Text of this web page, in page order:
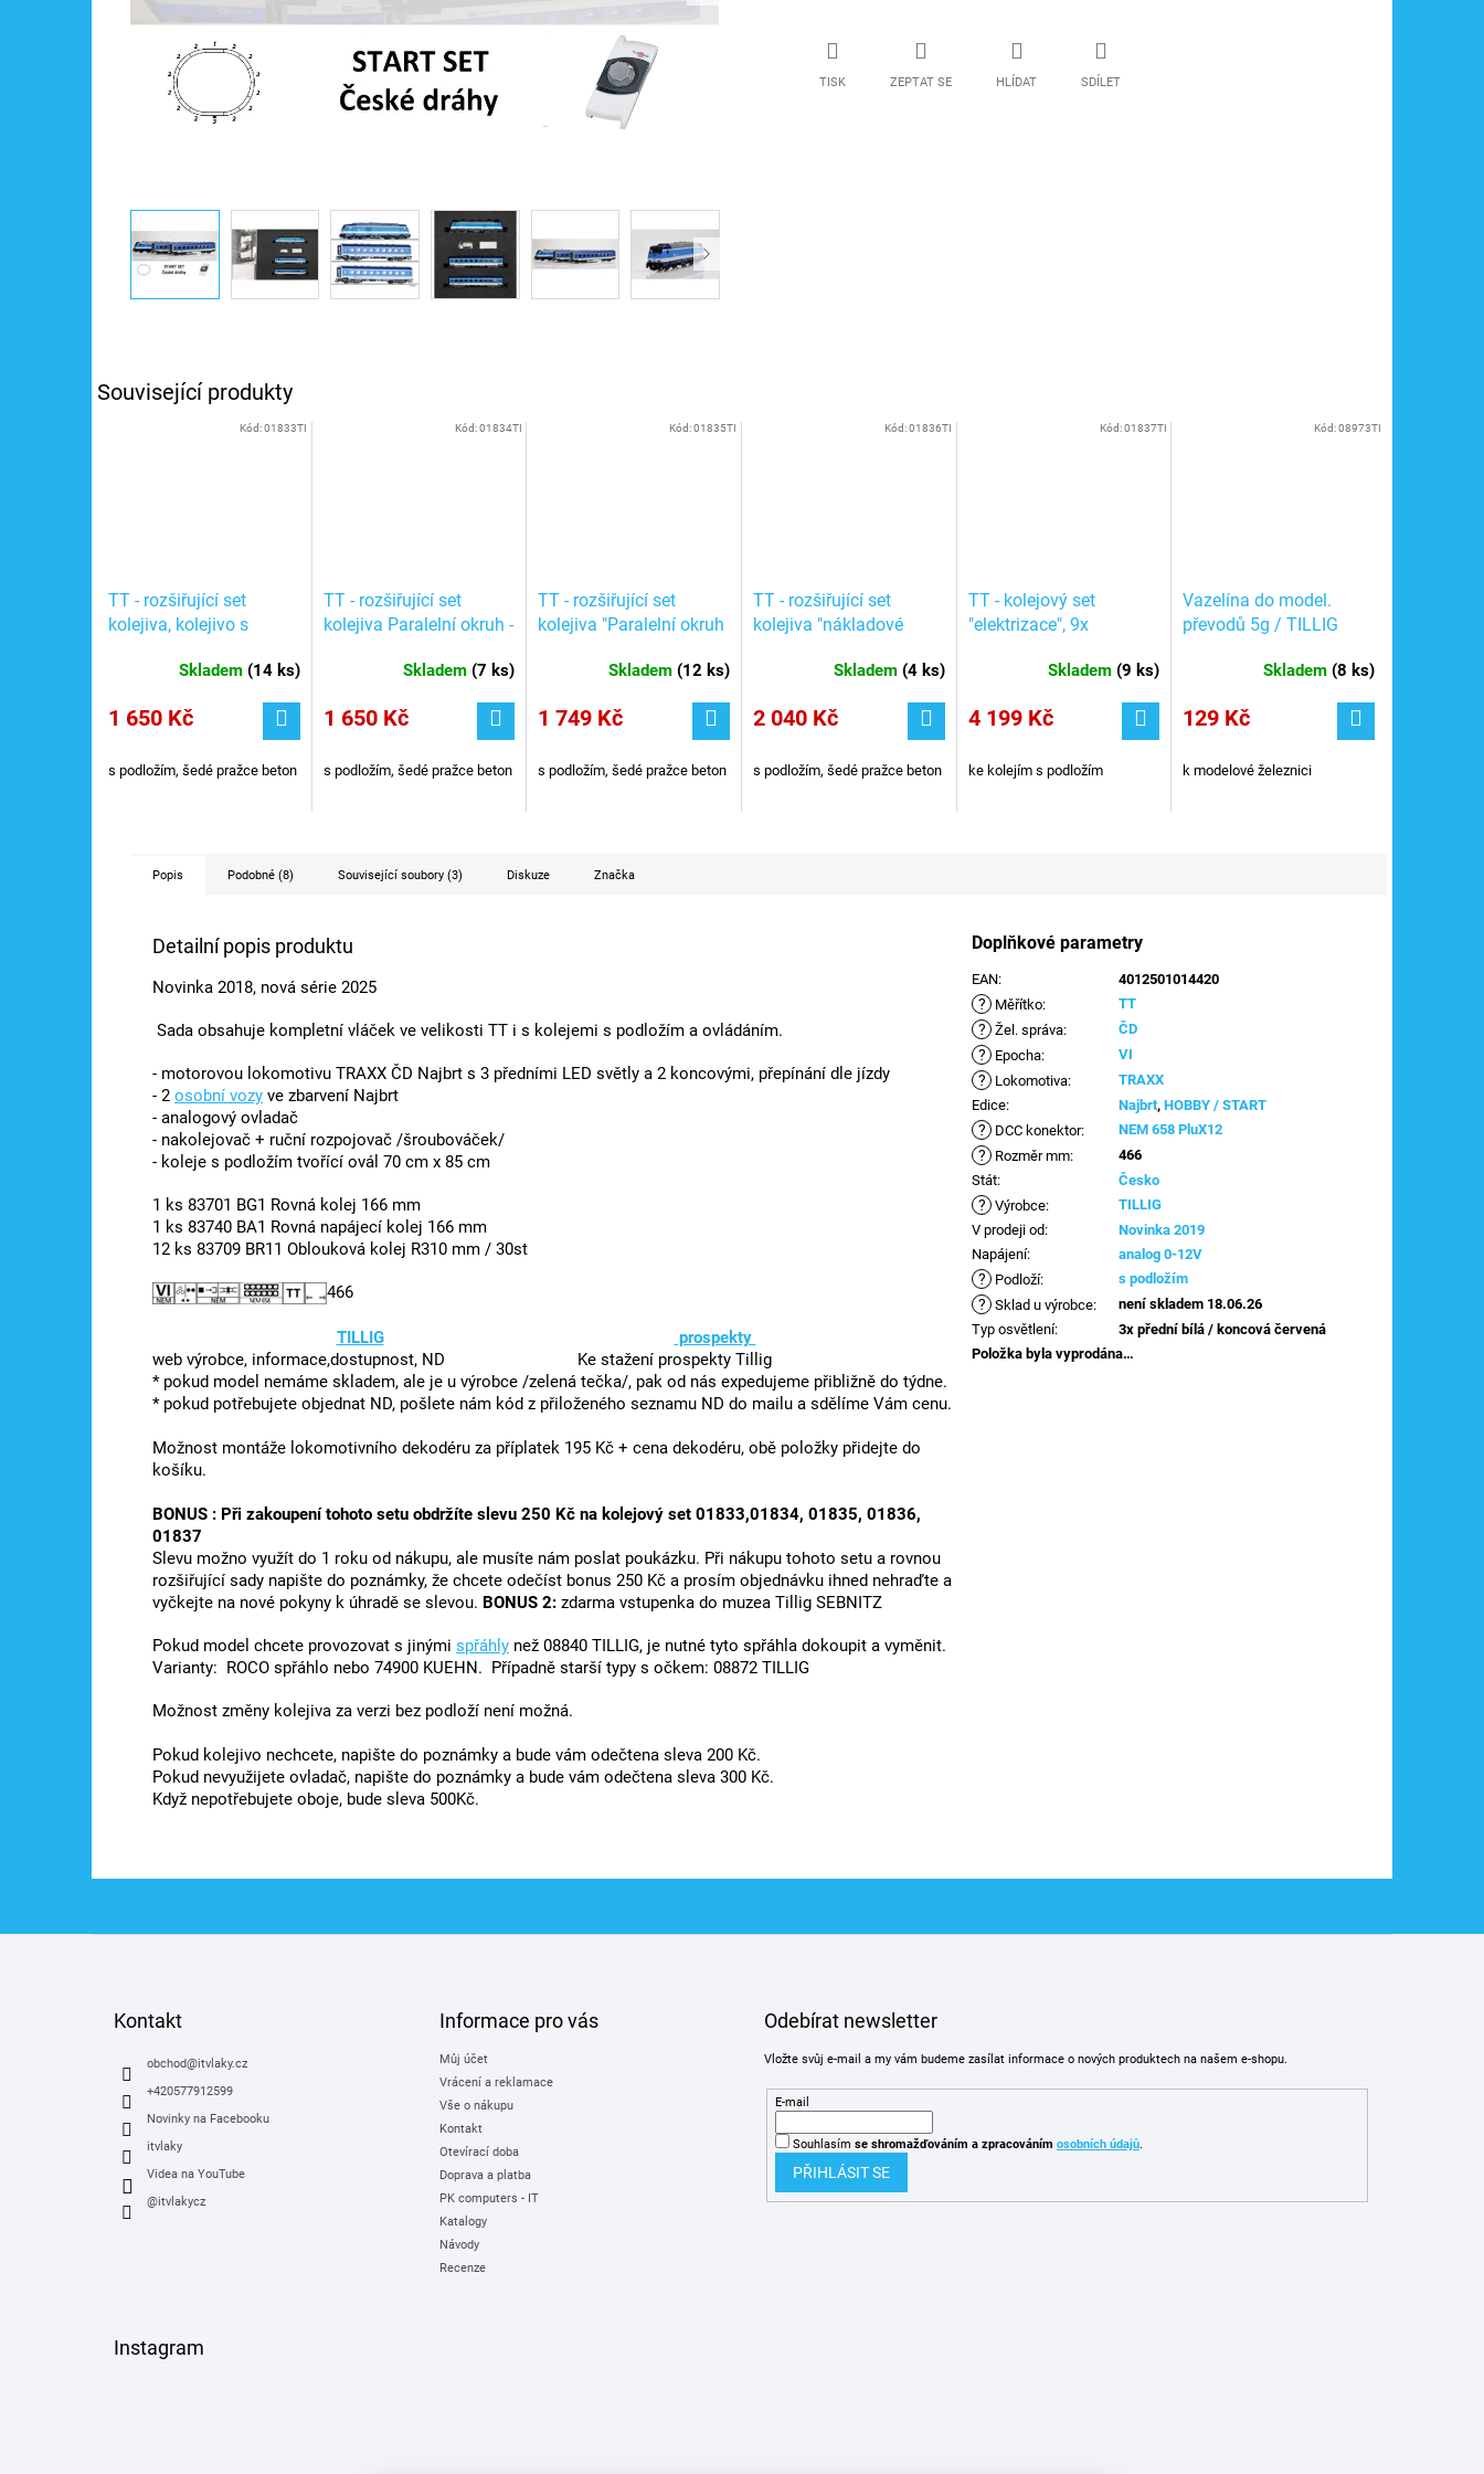
TISK ZEPTAT SE HLÍDAT SDÍLET
Související produkty
TT - rozšiřující set
kolejiva, kolejivo s
Skladem (14 ks)
1 650 Kč
s podložím, šedé pražce beton
Kód:01833TI
TT - rozšiřující set
kolejiva Paralelní okruh -
Skladem (7 ks)
1 650 Kč
s podložím, šedé pražce beton
Kód:01834TI
TT - rozšiřující set
kolejiva "Paralelní okruh
Skladem (12 ks)
1 749 Kč
s podložím, šedé pražce beton
Kód:01835TI
TT - rozšiřující set
kolejiva "nákladové
slepé koleje / Tillig
Skladem (4 ks)
2 040 Kč
s podložím, šedé pražce beton
Kód:01836TI
TT - kolejový set
"elektrizace", 9x
Skladem (9 ks)
4 199 Kč
ke kolejím s podložím
Kód:01837TI
Vazelína do model.
převodů 5g / TILLIG
Skladem (8 ks)
129 Kč
k modelové železnici
Kód:08973TI
Popis Podobné (8) Související soubory (3) Diskuze Značka
Detailní popis produktu
Novinka 2018, nová série 2025
Sada obsahuje kompletní vláček ve velikosti TT i s kolejemi s podložím a ovládáním.
- motorovou lokomotivu TRAXX ČD Najbrt s 3 předními LED světly a 2 koncovými, přepínání dle jízdy
- 2 osobní vozy ve zbarvení Najbrt
- analogový ovladač
- nakolejovač + ruční rozpojovač /šroubováček/
- koleje s podložím tvořící ovál 70 cm x 85 cm
1 ks 83701 BG1 Rovná kolej 166 mm
1 ks 83740 BA1 Rovná napájecí kolej 166 mm
12 ks 83709 BR11 Oblouková kolej R310 mm / 30st
466
TILLIG
prospekty
web výrobce, informace,dostupnost, ND
Ke stažení prospekty Tillig
* pokud model nemáme skladem, ale je u výrobce /zelená tečka/, pak od nás expedujeme přibližně do týdne.
* pokud potřebujete objednat ND, pošlete nám kód z přiloženého seznamu ND do mailu a sdělíme Vám cenu.
Možnost montáže lokomotivního dekodéru za příplatek 195 Kč + cena dekodéru, obě položky přidejte do
košíku.
BONUS : Při zakoupení tohoto setu obdržíte slevu 250 Kč na kolejový set 01833,01834, 01835, 01836,
01837
Slevu možno využít do 1 roku od nákupu, ale musíte nám poslat poukázku. Při nákupu tohoto setu a rovnou
rozšiřující sady napište do poznámky, že chcete odečíst bonus 250 Kč a prosím objednávku ihned nehraďte a
vyčkejte na nové pokyny k úhradě se slevou. BONUS 2: zdarma vstupenka do muzea Tillig SEBNITZ
Pokud model chcete provozovat s jinými spřáhly než 08840 TILLIG, je nutné tyto spřáhla dokoupit a vyměnit.
Varianty: ROCO spřáhlo nebo 74900 KUEHN. Případně starší typy s očkem: 08872 TILLIG
Možnost změny kolejiva za verzi bez podloží není možná.
Pokud kolejivo nechcete, napište do poznámky a bude vám odečtena sleva 200 Kč.
Pokud nevyužijete ovladač, napište do poznámky a bude vám odečtena sleva 300 Kč.
Když nepotřebujete oboje, bude sleva 500Kč.
Doplňkové parametry
EAN: 4012501014420
? Měřítko: TT
? Žel. správa: ČD
? Epocha: VI
? Lokomotiva:
TRAXX
Edice: Najbrt,HOBBY / START
? DCC konektor: NEM 658 PluX12
? Rozměr mm:
466
Stát: Česko
? Výrobce:
TILLIG
V prodeji od:
Novinka 2019
Napájení: analog 0-12V
? Podloží: s podložím
? Sklad u výrobce:
není skladem 18.06.26
Typ osvětlení:
3x přední bílá / koncová červená
Položka byla vyprodána…
Kontakt
obchod@itvlaky.cz
+420577912599
Novinky na Facebooku
itvlaky
Videa na YouTube
@itvlakycz
Informace pro vás
Můj účet
Vrácení a reklamace
Vše o nákupu
Kontakt
Otevírací doba
Doprava a platba
PK computers - IT
Katalogy
Návody
Recenze
Odebírat newsletter
Vložte svůj e-mail a my vám budeme zasílat informace o nových produktech na našem e-shopu.
E-mail
Souhlasím se shromažďováním a zpracováním osobních údajů.
PŘIHLÁSIT SE
Instagram